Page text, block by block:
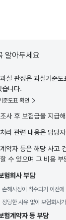
알아두세요
실 판정은 과실기준
습니다.
준도표 확인
사 후 보험금을 지급
리 관련 내용은 담당
약자 등은 해당 사고
수 있으며 그 비용 부
험회사 부담
손해사정이 착수되기 이전
정당한 사유 없이 보험회사
험계약자 등 부담